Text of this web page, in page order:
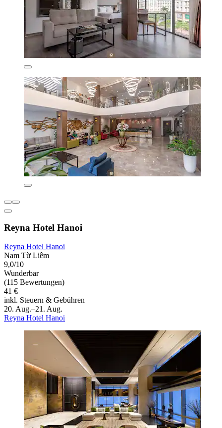
Reyna Hotel Hanoi
Reyna Hotel Hanoi
Nam Từ Liêm
9,0/10
Wunderbar
(115 Bewertungen)
41 €
inkl. Steuern & Gebühren
20. Aug.–21. Aug.
Reyna Hotel Hanoi